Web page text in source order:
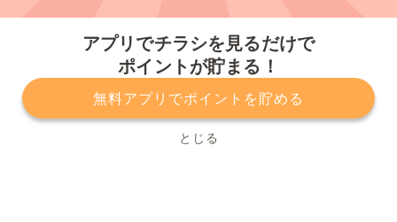
アプリでチラシを見るだけで
ポイントが貯まる！
無料アプリでポイントを貯める
とじる
プライバシーポリシー 利用規約
運営会社
サービスに関してのお問い合わせ